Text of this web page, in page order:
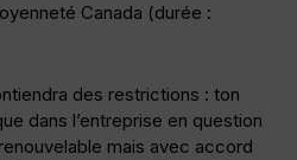
Canada (durée :
des restrictions : ton
dans l’entreprise en question
mais avec accord